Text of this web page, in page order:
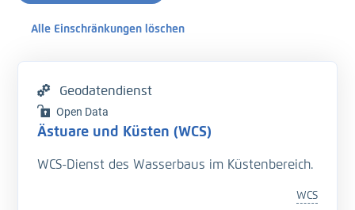
Alle Einschränkungen löschen
Geodatendienst
Open Data
Ästuare und Küsten (WCS)
WCS-Dienst des Wasserbaus im Küstenbereich.
WCS